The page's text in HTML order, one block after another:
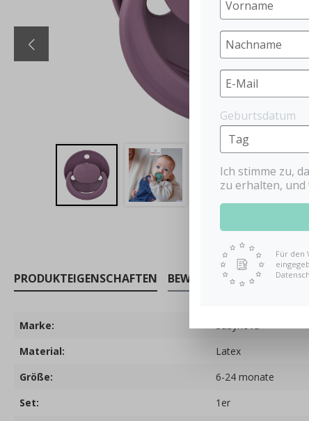
PRODUKTEIGENSCHAFTEN BEWERTUNGEN
Marke:
babynova
Material:
Latex
Größe:
6-24 monate
Set:
1er
Geburtsdatum
Ich stimme zu,
zu erhalten, und
Für den